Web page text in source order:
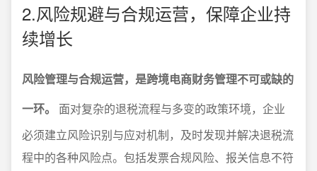
2.风险规避与合规运营，保障企业持
续增长
风险管理与合规运营，是跨境电商财务管理不可或缺的
一环。
面对复杂的退税流程与多变的政策环境，企业
必须建立风险识别与应对机制，及时发现并解决退税流
程中的各种风险点。包括发票合规风险、报关信息不符